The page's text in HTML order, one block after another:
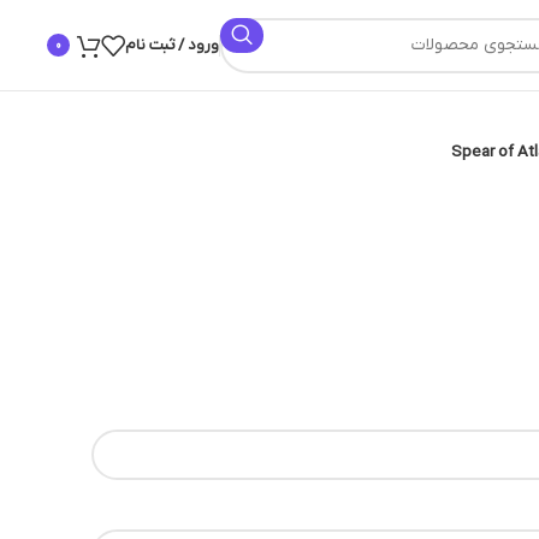
ورود / ثبت نام 0